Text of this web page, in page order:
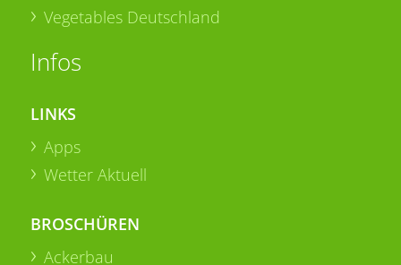
Vegetables Deutschland
Infos
LINKS
Apps
Wetter Aktuell
BROSCHÜREN
Ackerbau